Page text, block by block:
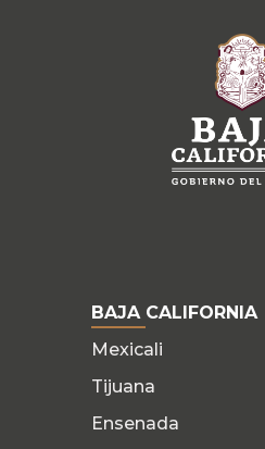
BAJA CALIFORNIA
Mexicali
Tijuana
Ensenada